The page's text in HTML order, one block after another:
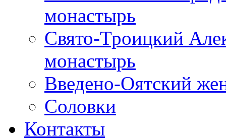
монастырь
Свято-Троицкий
монастырь
Введено-Оятский
Соловки
Контакты